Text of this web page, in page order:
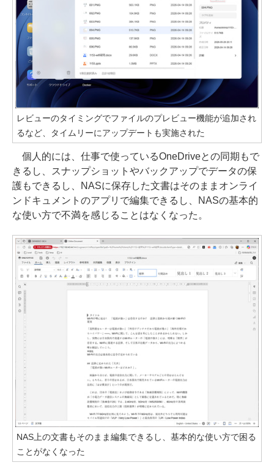
レビューのタイミングでファイルのプレビュー機能が追加され
るなど、タイムリーにアップデートも実施された
個人的には、仕事で使っているOneDriveとの同期もで
きるし、スナップショットやバックアップでデータの保
護もできるし、NASに保存した文書はそのままオンライ
ンドキュメントのアプリで編集できるし、NASの基本的
な使い方で不満を感じることはなくなった。
NAS上の文書もそのまま編集できるし、基本的な使い方で困る
ことがなくなった